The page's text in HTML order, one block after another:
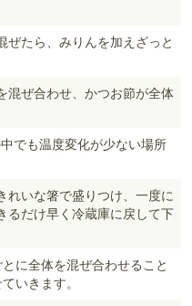
ぜたら、みりんを加えざっと
混ぜ合わせ、かつお節が全体
でも温度変化が少ない場所
れいな箸で盛りつけ、一度に
るだけ早く冷蔵庫に戻して下
に全体を混ぜ合わせること
いきます。